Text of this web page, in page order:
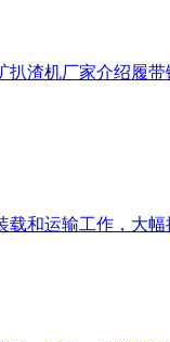
渣机厂家介绍履
和运输工作，大幅